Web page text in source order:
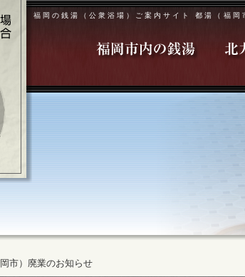
福岡の銭湯（公衆浴場）ご案内サイト 都湯（福岡
市）廃業のお知らせ